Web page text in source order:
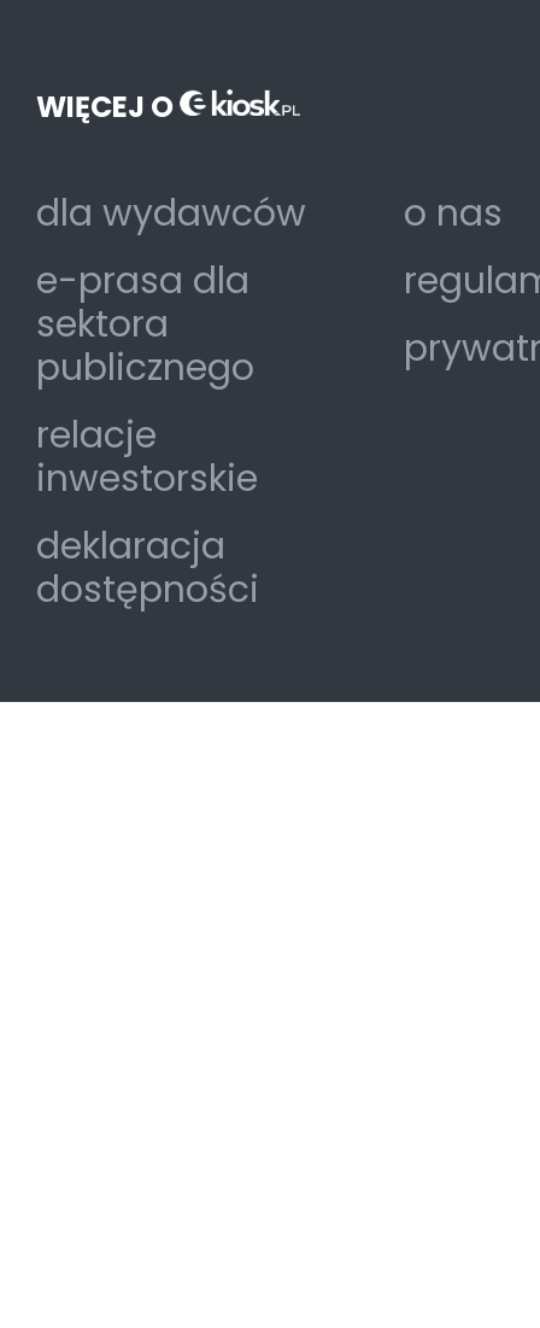
WIĘCEJ O
dla wydawców
e-prasa dla
sektora
publicznego
relacje
inwestorskie
deklaracja
dostępności
o nas